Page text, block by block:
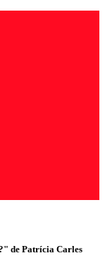
de Patrícia Carles